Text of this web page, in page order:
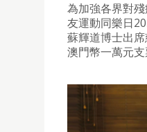
為加強各界對
友運動同樂日
蘇輝道博士出
澳門幣一萬元支